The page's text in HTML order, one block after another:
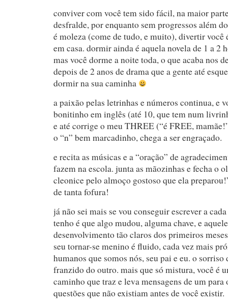
conviver com você tem sido fácil, na maior
desfralde, por enquanto sem progressos além
é moleza (come de tudo, e muito), divertir você
em casa. dormir ainda é aquela novela de 1 a 2
mas você dorme a noite toda, o que acaba nos
depois de 2 anos de drama que a gente até
dormir na sua caminha
a paixão pelas letrinhas e números continua, e
bonitinho em inglês (até 10, que tem num
e até corrige o meu THREE (“é FREE,
o “n” bem marcadinho, chega a ser engraçado.
e recita as músicas e a “oração” de
fazem na escola. junta as mãozinhas e fecha o
cleonice pelo almoço gostoso que ela
de tanta fofura!
já não sei mais se vou conseguir escrever a
tenho é que algo mudou, alguma chave, e
desenvolvimento tão claros dos primeiros
seu tornar-se menino é fluido, cada vez mais
humanos que somos nós, seu pai e eu. o sorriso
franzido do outro. mais que só mistura, você é
caminho que traz e leva mensagens de um
questões que não existiam antes de você existir.